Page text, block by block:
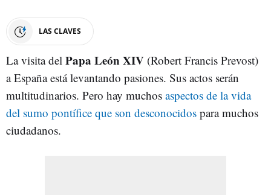
LAS CLAVES
La visita del Papa León XIV (Robert Francis Prevost)
a España está levantando pasiones. Sus actos serán
multitudinarios. Pero hay muchos aspectos de la vida
del sumo pontífice que son desconocidos para muchos
ciudadanos.